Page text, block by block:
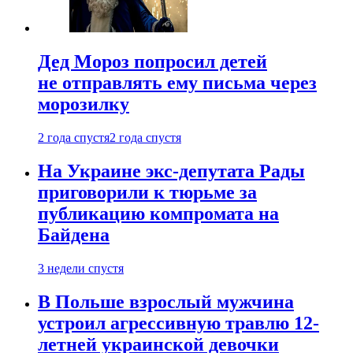
Дед Мороз попросил детей
не отправлять ему письма через
морозилку
2 года спустя2 года спустя
На Украине экс-депутата Рады
приговорили к тюрьме за
публикацию компромата на
Байдена
3 недели спустя
В Польше взрослый мужчина
устроил агрессивную травлю 12-
летней украинской девочки